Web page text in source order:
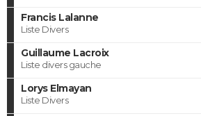
Francis Lalanne
Liste Divers
Guillaume Lacroix
Liste divers gauche
Lorys Elmayan
Liste Divers